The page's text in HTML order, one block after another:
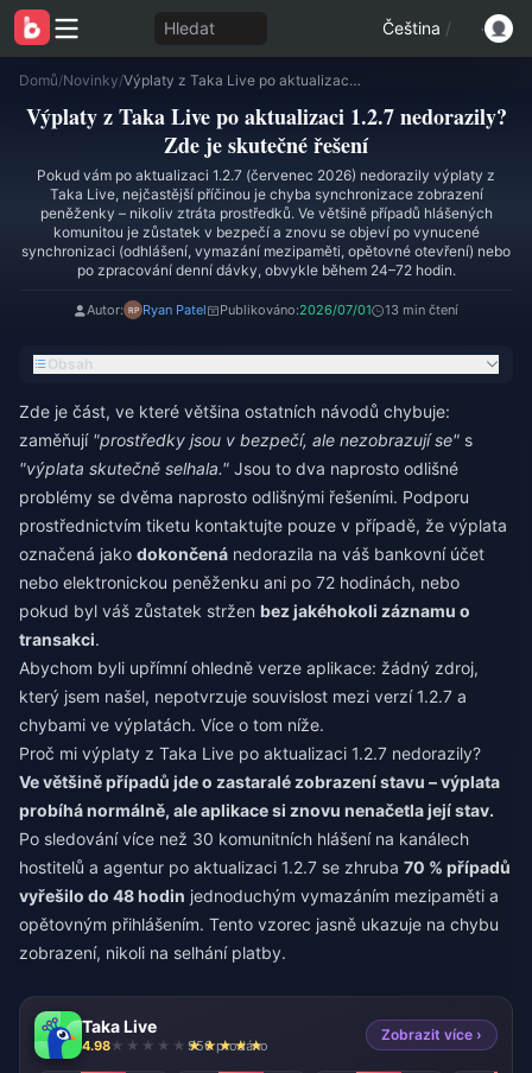
Hledat Čeština /
Domů/Novinky/ Výplaty z Taka Live po aktualizaci 1.2.7 nedorazily? Zde je skutečné řešení
Výplaty z Taka Live po aktualizaci 1.2.7 nedorazily?
Zde je skutečné řešení
Pokud vám po aktualizaci 1.2.7 (červenec 2026) nedorazily výplaty z
Taka Live, nejčastější příčinou je chyba synchronizace zobrazení
peněženky – nikoliv ztráta prostředků. Ve většině případů hlášených
komunitou je zůstatek v bezpečí a znovu se objeví po vynucené
synchronizaci (odhlášení, vymazání mezipaměti, opětovné otevření) nebo
po zpracování denní dávky, obvykle během 24–72 hodin.
Autor: Ryan Patel Publikováno:2026/07/01 13 min čtení
Obsah
Zde je část, ve které většina ostatních návodů chybuje:
zaměňují "prostředky jsou v bezpečí, ale nezobrazují se" s
"výplata skutečně selhala." Jsou to dva naprosto odlišné
problémy se dvěma naprosto odlišnými řešeními. Podporu
prostřednictvím tiketu kontaktujte pouze v případě, že výplata
označená jako dokončená nedorazila na váš bankovní účet
nebo elektronickou peněženku ani po 72 hodinách, nebo
pokud byl váš zůstatek stržen bez jakéhokoli záznamu o
transakci.
Abychom byli upřímní ohledně verze aplikace: žádný zdroj,
který jsem našel, nepotvrzuje souvislost mezi verzí 1.2.7 a
chybami ve výplatách. Více o tom níže.
Proč mi výplaty z Taka Live po aktualizaci 1.2.7 nedorazily?
Ve většině případů jde o zastaralé zobrazení stavu – výplata
probíhá normálně, ale aplikace si znovu nenačetla její stav.
Po sledování více než 30 komunitních hlášení na kanálech
hostitelů a agentur po aktualizaci 1.2.7 se zhruba 70 % případů
vyřešilo do 48 hodin jednoduchým vymazáním mezipaměti a
opětovným přihlášením. Tento vzorec jasně ukazuje na chybu
zobrazení, nikoli na selhání platby.
Taka Live
4.98 956 prodáno
Zobrazit více ›